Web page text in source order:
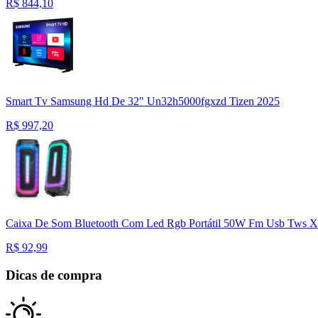
R$ 844,10
Smart Tv Samsung Hd De 32" Un32h5000fgxzd Tizen 2025
R$ 997,20
Caixa De Som Bluetooth Com Led Rgb Portátil 50W Fm Usb Tws
R$ 92,99
Dicas de compra